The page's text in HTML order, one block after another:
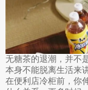
无糖茶的退潮，并不
本身不能脱离生活来讲
在便利店冷柜前，你